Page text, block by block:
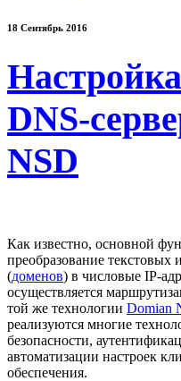
18 Сентябрь 2016
DNS-
NSD
Как известно, основной
преобразование текстовых
(доменов) в числовые IP-
осуществляется
той же технологии Domian
реализуются многие
безопасности,
автоматизации настроек
обеспечения.